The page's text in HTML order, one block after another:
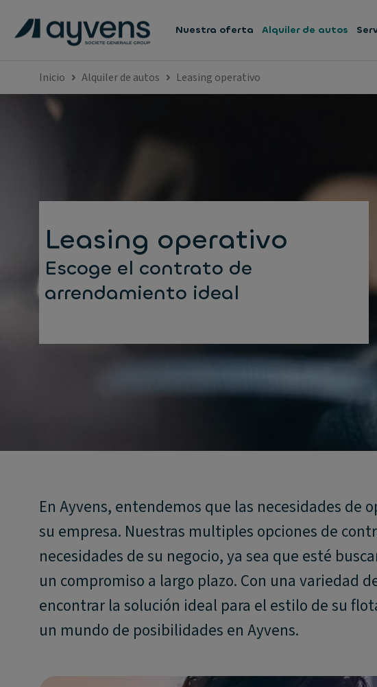
Nuestra oferta Alquiler de autos
Inicio Alquiler de autos Leasing operativo
Leasing operativo
Escoge el contrato de
arrendamiento ideal
En Ayvens, entendemos que las necesidades de
su empresa. Nuestras multiples opciones de
necesidades de su negocio, ya sea que esté
un compromiso a largo plazo. Con una variedad
encontrar la solución ideal para el estilo de su
un mundo de posibilidades en Ayvens.